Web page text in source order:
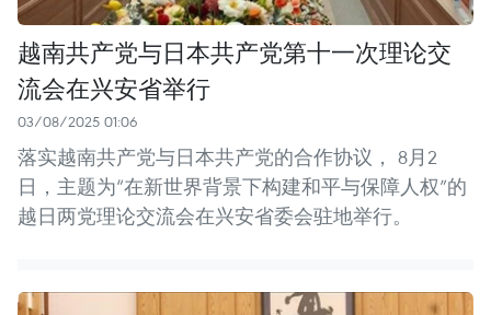
越南共产党与日本共产党第十一次理论交
流会在兴安省举行
03/08/2025 01:06
落实越南共产党与日本共产党的合作协议， 8月2
日，主题为“在新世界背景下构建和平与保障人权”的
越日两党理论交流会在兴安省委会驻地举行。